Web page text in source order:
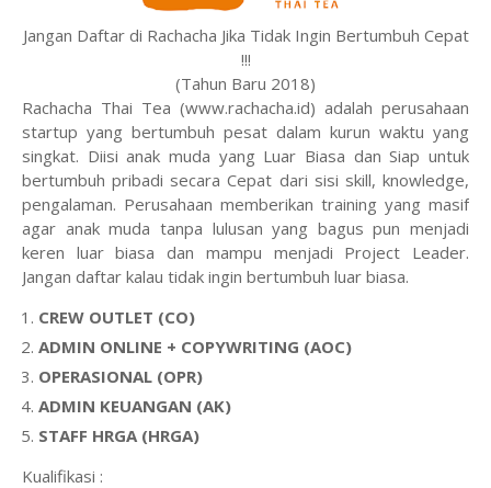
Jangan Daftar di Rachacha Jika Tidak Ingin Bertumbuh Cepat
!!!
(Tahun Baru 2018)
Rachacha Thai Tea (www.rachacha.id) adalah perusahaan
startup yang bertumbuh pesat dalam kurun waktu yang
singkat. Diisi anak muda yang Luar Biasa dan Siap untuk
bertumbuh pribadi secara Cepat dari sisi skill, knowledge,
pengalaman. Perusahaan memberikan training yang masif
agar anak muda tanpa lulusan yang bagus pun menjadi
keren luar biasa dan mampu menjadi Project Leader.
Jangan daftar kalau tidak ingin bertumbuh luar biasa.
CREW OUTLET (CO)
ADMIN ONLINE + COPYWRITING (AOC)
OPERASIONAL (OPR)
ADMIN KEUANGAN (AK)
STAFF HRGA (HRGA)
Kualifikasi :